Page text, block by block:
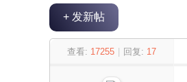
新
滨
+ 发新帖
查看: 17255 回复: 17